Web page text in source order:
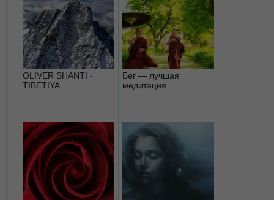
OLIVER SHANTI -
TIBETIYA
Бег — лучшая
медитация